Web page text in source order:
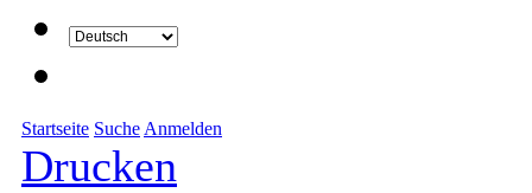
Startseite Suche Anmelden
Drucken